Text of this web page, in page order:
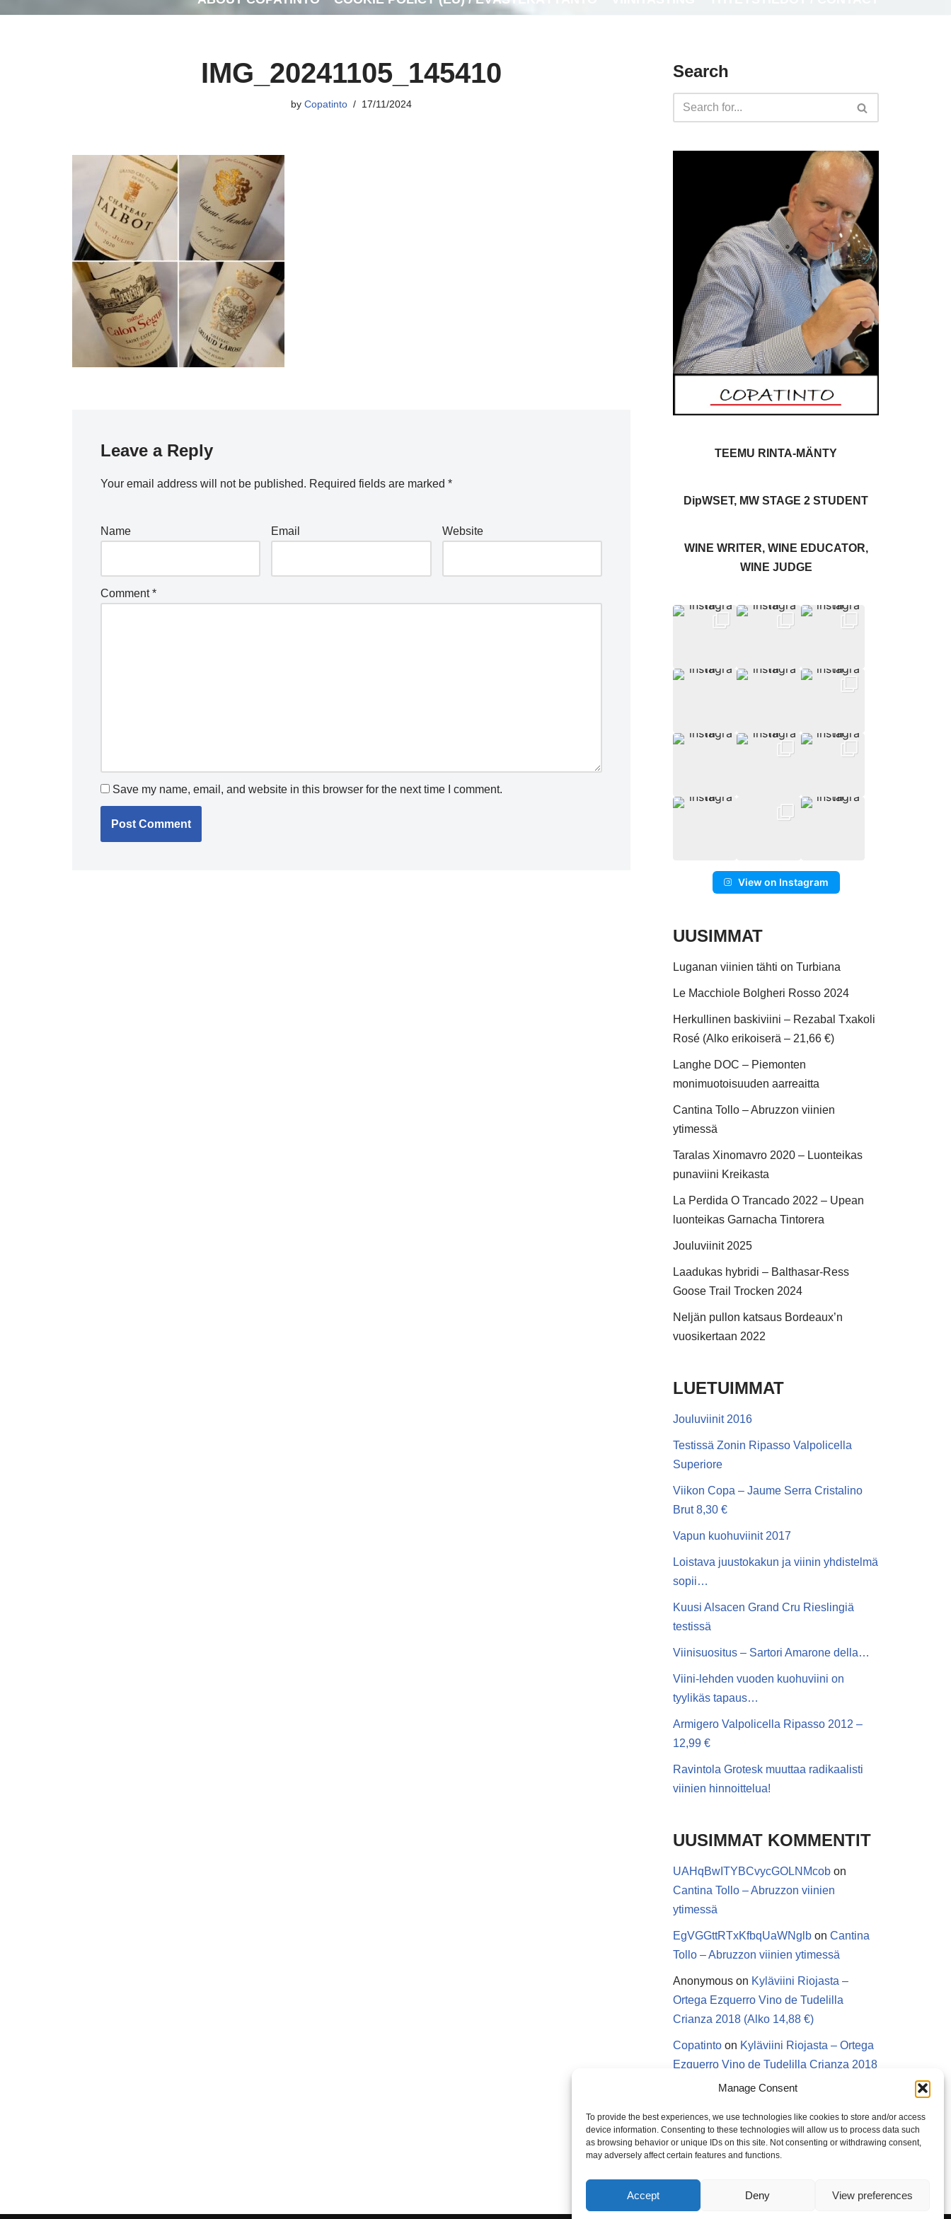
Manage Consent
To provide the best experiences, we use technologies like cookies to store and/or access
device information. Consenting to these technologies will allow us to process data such
as browsing behavior or unique IDs on this site. Not consenting or withdrawing consent,
may adversely affect certain features and functions.
Accept Deny View preferences
IMG_20241105_145410
by Copatinto 17/11/2024
Leave a Reply
Your email address will not be published. Required fields are marked *
Name Email Website
Comment*
Save my name, email, and website in this browser for the next time I comment.
Search
TEEMU RINTA-MÄNTY
DipWSET, MW STAGE 2 STUDENT
WINE WRITER, WINE EDUCATOR,
WINE JUDGE
View on Instagram
UUSIMMAT
Luganan viinien tähti on Turbiana
Le Macchiole Bolgheri Rosso 2024
Herkullinen baskiviini – Rezabal Txakoli
Rosé (Alko erikoiserä – 21,66 €)
Langhe DOC – Piemonten
monimuotoisuuden aarreaitta
Cantina Tollo – Abruzzon viinien
ytimessä
Taralas Xinomavro 2020 – Luonteikas
punaviini Kreikasta
La Perdida O Trancado 2022 – Upean
luonteikas Garnacha Tintorera
Jouluviinit 2025
Laadukas hybridi – Balthasar-Ress
Goose Trail Trocken 2024
Neljän pullon katsaus Bordeaux’n
vuosikertaan 2022
LUETUIMMAT
Jouluviinit 2016
Testissä Zonin Ripasso Valpolicella
Superiore
Viikon Copa – Jaume Serra Cristalino
Brut 8,30 €
Vapun kuohuviinit 2017
Loistava juustokakun ja viinin yhdistelmä
sopii…
Kuusi Alsacen Grand Cru Rieslingiä
testissä
Viinisuositus – Sartori Amarone della…
Viini-lehden vuoden kuohuviini on
tyylikäs tapaus…
Armigero Valpolicella Ripasso 2012 –
12,99 €
Ravintola Grotesk muuttaa radikaalisti
viinien hinnoittelua!
UUSIMMAT KOMMENTIT
UAHqBwITYBCvycGOLNMcob on
Cantina Tollo – Abruzzon viinien
ytimessä
EgVGGttRTxKfbqUaWNglb on Cantina
Tollo – Abruzzon viinien ytimessä
Anonymous on Kyläviini Riojasta –
Ortega Ezquerro Vino de Tudelilla
Crianza 2018 (Alko 14,88 €)
Copatinto on Kyläviini Riojasta – Ortega
Ezquerro Vino de Tudelilla Crianza 2018
(Alko 14,88 €)
Riojasta – Ortega Ezquerro Vino de
Tudelilla Crianza 2018 (Alko 14,88 €)